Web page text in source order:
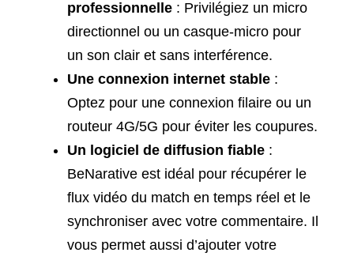
professionnelle: Privilégiez un micro
directionnel ou un casque-micro pour
un son clair et sans interférence.
Une connexion internet stable:
Optez pour une connexion filaire ou un
routeur 4G/5G pour éviter les coupures.
Un logiciel de diffusion fiable:
BeNarative est idéal pour récupérer le
flux vidéo du match en temps réel et le
synchroniser avec votre commentaire. Il
vous permet aussi d’ajouter votre